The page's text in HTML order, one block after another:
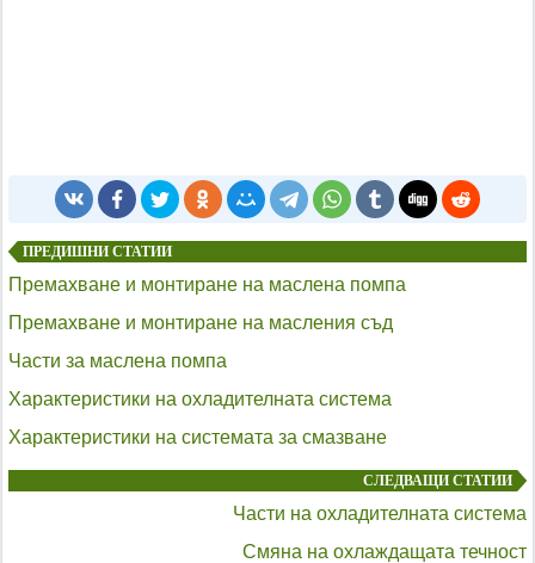
ПРЕДИШНИ СТАТИИ
Премахване и монтиране на маслена помпа
Премахване и монтиране на масления съд
Части за маслена помпа
Характеристики на охладителната система
Характеристики на системата за смазване
СЛЕДВАЩИ СТАТИИ
Части на охладителната система
Смяна на охлаждащата течност